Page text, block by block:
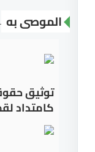
الموصى به
توثيق
كامتداد